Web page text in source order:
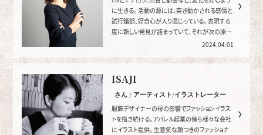
に生きる。 活動の源には、突き動かされる感情と
試行錯誤、好奇心が入り混じっている。 表現する
度に新しい発見が詰まっていて、それが次の原動
2024.04.01
ISAJI
さん / アーティスト/イラストレーター
服飾デザイナーの母の影響でファッションイラス
トを描き続ける。アパレル起業の傍ら様々な会社
にイラスト提供。 生意気な顔つきのファッショナ